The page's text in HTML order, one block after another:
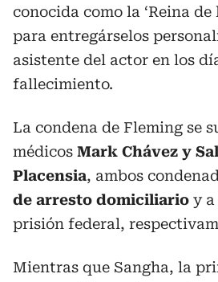
conocida como la ‘Reina de
para entregárselos
asistente del actor en los
fallecimiento.
La condena de Fleming se
médicos Mark Chávez y
Placensia, ambos
de arresto domiciliario y a
prisión federal,
Mientras que Sangha, la